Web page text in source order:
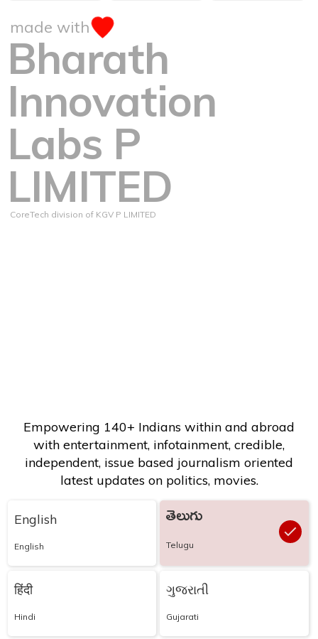
made with
Bharath
Innovation
Labs P
LIMITED
CoreTech division of KGV P LIMITED
Empowering 140+ Indians within and abroad
with entertainment, infotainment, credible,
independent, issue based journalism oriented
latest updates on politics, movies.
English
English
తెలుగు
Telugu
हिंदी
Hindi
ગુજરાતી
Gujarati